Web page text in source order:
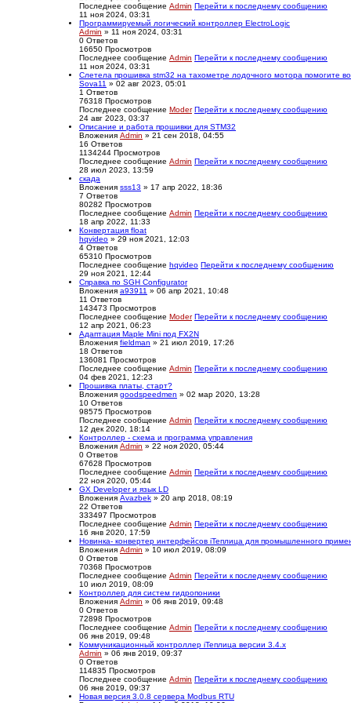
Последнее сообщение Admin Перейти к последнему сообщению
11 ноя 2024, 03:31
Программируемый логический контроллер ElectroLogic
Admin » 11 ноя 2024, 03:31
0 Ответов
16650 Просмотров
Последнее сообщение Admin Перейти к последнему сообщению
11 ноя 2024, 03:31
Слетела прошивка stm32 на тахометре лодочного мотора помогите
Sova11 » 02 авг 2023, 05:01
1 Ответов
76318 Просмотров
Последнее сообщение Moder Перейти к последнему сообщению
24 авг 2023, 03:37
Описание и работа прошивки для STM32
Вложения Admin » 21 сен 2018, 04:55
16 Ответов
1134244 Просмотров
Последнее сообщение Admin Перейти к последнему сообщению
28 июл 2023, 13:59
скада
Вложения sss13 » 17 апр 2022, 18:36
7 Ответов
80282 Просмотров
Последнее сообщение Admin Перейти к последнему сообщению
18 апр 2022, 11:33
Конвертация float
hqvideo » 29 ноя 2021, 12:03
4 Ответов
65310 Просмотров
Последнее сообщение hqvideo Перейти к последнему сообщению
29 ноя 2021, 12:44
Справка по SGH Configurator
Вложения a93911 » 06 апр 2021, 10:48
11 Ответов
143473 Просмотров
Последнее сообщение Moder Перейти к последнему сообщению
12 апр 2021, 06:23
Адаптация Maple Mini под FX2N
Вложения fieldman » 21 июл 2019, 17:26
18 Ответов
136081 Просмотров
Последнее сообщение Admin Перейти к последнему сообщению
04 фев 2021, 12:23
Прошивка платы, старт?
Вложения goodspeedmen » 02 мар 2020, 13:28
10 Ответов
98575 Просмотров
Последнее сообщение Admin Перейти к последнему сообщению
12 дек 2020, 18:14
Контроллер - схема и программа управления
Вложения Admin » 22 ноя 2020, 05:44
0 Ответов
67628 Просмотров
Последнее сообщение Admin Перейти к последнему сообщению
22 ноя 2020, 05:44
GX Developer и язык LD
Вложения Avazbek » 20 апр 2018, 08:19
22 Ответов
333497 Просмотров
Последнее сообщение Admin Перейти к последнему сообщению
16 янв 2020, 17:59
Новинка- конвертер интерфейсов iТеплица для промышленного
Вложения Admin » 10 июл 2019, 08:09
0 Ответов
70368 Просмотров
Последнее сообщение Admin Перейти к последнему сообщению
10 июл 2019, 08:09
Контроллер для систем гидропоники
Вложения Admin » 06 янв 2019, 09:48
0 Ответов
72898 Просмотров
Последнее сообщение Admin Перейти к последнему сообщению
06 янв 2019, 09:48
Коммуникационный контроллер iТеплица версии 3.4.х
Admin » 06 янв 2019, 09:37
0 Ответов
114835 Просмотров
Последнее сообщение Admin Перейти к последнему сообщению
06 янв 2019, 09:37
Новая версия 3.0.8 сервера Modbus RTU